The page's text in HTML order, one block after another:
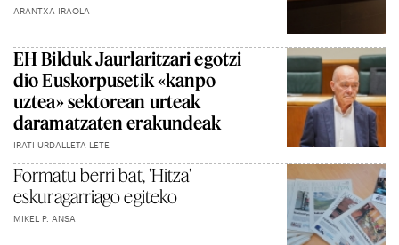
ARANTXA IRAOLA
EH Bilduk Jaurlaritzari egotzi
dio Euskorpusetik «kanpo
uztea» sektorean urteak
daramatzaten erakundeak
IRATI URDALLETA LETE
Formatu berri bat, 'Hitza'
eskuragarriago egiteko
MIKEL P. ANSA